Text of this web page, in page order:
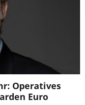
Operatives
Euro